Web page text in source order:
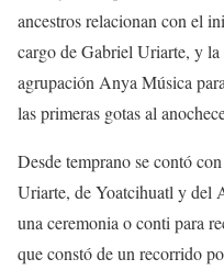
ancestros relacionan con el
cargo de Gabriel Uriarte, y
agrupación Anya Música
las primeras gotas al
Desde temprano se contó
Uriarte, de Yoatcihuatl y del
una ceremonia o conti para
que constó de un recorrido